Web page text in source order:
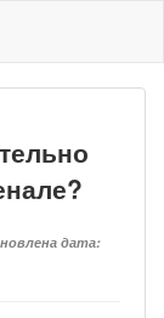
дата: